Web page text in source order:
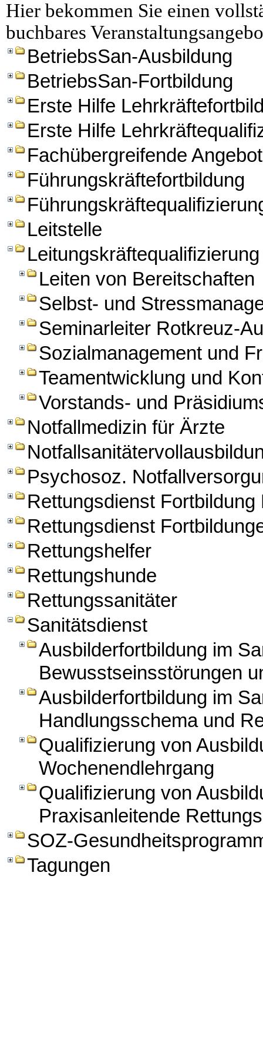
Hier bekommen Sie einen
buchbares
BetriebsSan-Ausbildung
BetriebsSan-Fortbildung
Erste Hilfe
Erste Hilfe
Fachübergreifende
Führungskräftefortbildung
Leitstelle
Leitungskräftequalifizierung
Leiten von Bereitschaften
Selbst- und
Seminarleiter Rotkreuz-
Sozialmanagement und
Teamentwicklung und
Vorstands- und
Notfallmedizin für Ärzte
Psychosoz.
Rettungsdienst Fortbildung
Rettungsdienst
Rettungshelfer
Rettungshunde
Rettungssanitäter
Sanitätsdienst
Ausbilderfortbildung im
Bewusstseinsstörungen
Ausbilderfortbildung im
Handlungsschema und
Qualifizierung von
Wochenendlehrgang
Qualifizierung von
Praxisanleitende
SOZ-
Tagungen